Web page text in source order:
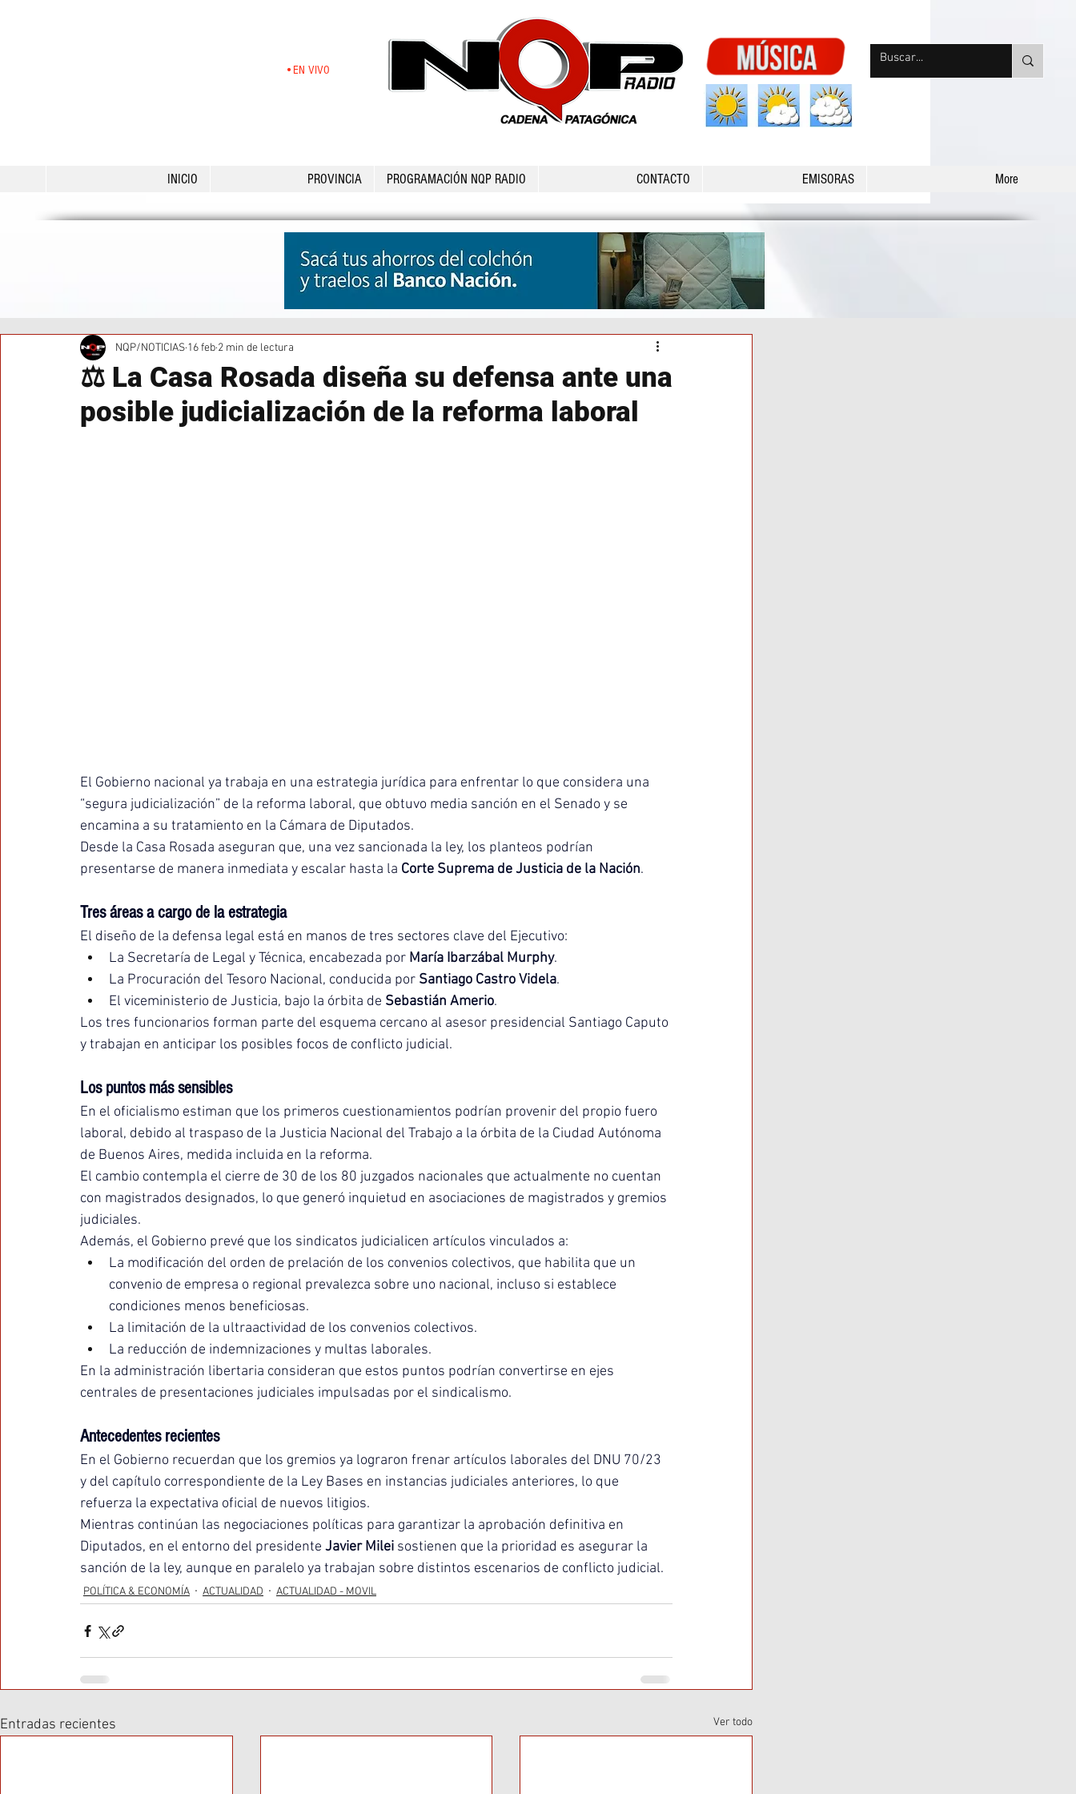
•EN VIVO
INICIO PROVINCIA PROGRAMACIÓN NQP RADIO CONTACTO EMISORAS More
⚖️ La Casa Rosada diseña su defensa ante una
posible judicialización de la reforma laboral
NQP/NOTICIAS 16 feb 2 min de lectura
El Gobierno nacional ya trabaja en una estrategia jurídica para enfrentar lo que considera una
“segura judicialización” de la reforma laboral, que obtuvo media sanción en el Senado y se
encamina a su tratamiento en la Cámara de Diputados.
Desde la Casa Rosada aseguran que, una vez sancionada la ley, los planteos podrían
presentarse de manera inmediata y escalar hasta la Corte Suprema de Justicia de la Nación.
Tres áreas a cargo de la estrategia
El diseño de la defensa legal está en manos de tres sectores clave del Ejecutivo:
La Secretaría de Legal y Técnica, encabezada por María Ibarzábal Murphy.
La Procuración del Tesoro Nacional, conducida por Santiago Castro Videla.
El viceministerio de Justicia, bajo la órbita de Sebastián Amerio.
Los tres funcionarios forman parte del esquema cercano al asesor presidencial Santiago Caputo
y trabajan en anticipar los posibles focos de conflicto judicial.
Los puntos más sensibles
En el oficialismo estiman que los primeros cuestionamientos podrían provenir del propio fuero
laboral, debido al traspaso de la Justicia Nacional del Trabajo a la órbita de la Ciudad Autónoma
de Buenos Aires, medida incluida en la reforma.
El cambio contempla el cierre de 30 de los 80 juzgados nacionales que actualmente no cuentan
con magistrados designados, lo que generó inquietud en asociaciones de magistrados y gremios
judiciales.
Además, el Gobierno prevé que los sindicatos judicialicen artículos vinculados a:
La modificación del orden de prelación de los convenios colectivos, que habilita que un
convenio de empresa o regional prevalezca sobre uno nacional, incluso si establece
condiciones menos beneficiosas.
La limitación de la ultraactividad de los convenios colectivos.
La reducción de indemnizaciones y multas laborales.
En la administración libertaria consideran que estos puntos podrían convertirse en ejes
centrales de presentaciones judiciales impulsadas por el sindicalismo.
Antecedentes recientes
En el Gobierno recuerdan que los gremios ya lograron frenar artículos laborales del DNU 70/23
y del capítulo correspondiente de la Ley Bases en instancias judiciales anteriores, lo que
refuerza la expectativa oficial de nuevos litigios.
Mientras continúan las negociaciones políticas para garantizar la aprobación definitiva en
Diputados, en el entorno del presidente Javier Milei sostienen que la prioridad es asegurar la
sanción de la ley, aunque en paralelo ya trabajan sobre distintos escenarios de conflicto judicial.
POLÍTICA & ECONOMÍA ACTUALIDAD ACTUALIDAD - MOVIL
Entradas recientes Ver todo